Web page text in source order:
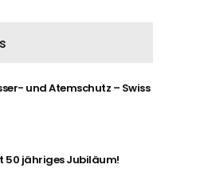
und Atemschutz – Swiss
50 jähriges Jubiläum!